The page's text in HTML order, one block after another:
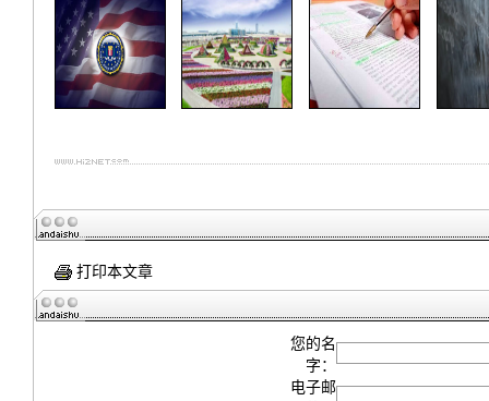
打印本文章
您的名
字：
电子邮